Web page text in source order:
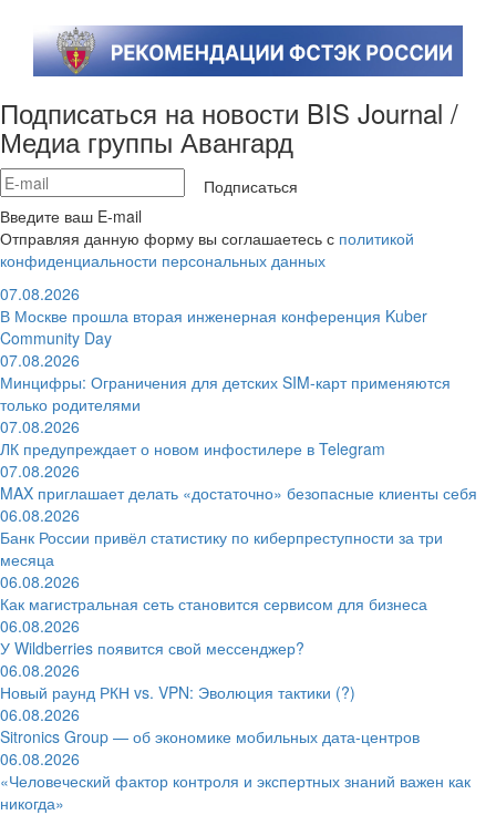
Подписаться на новости BIS Journal /
Медиа группы Авангард
Подписаться
Введите ваш E-mail
Отправляя данную форму вы соглашаетесь с политикой
конфиденциальности персональных данных
07.08.2026
В Москве прошла вторая инженерная конференция Kuber
Community Day
07.08.2026
Минцифры: Ограничения для детских SIM-карт применяются
только родителями
07.08.2026
ЛК предупреждает о новом инфостилере в Telegram
07.08.2026
MAX приглашает делать «достаточно» безопасные клиенты себя
06.08.2026
Банк России привёл статистику по киберпреступности за три
месяца
06.08.2026
Как магистральная сеть становится сервисом для бизнеса
06.08.2026
У Wildberries появится свой мессенджер?
06.08.2026
Новый раунд РКН vs. VPN: Эволюция тактики (?)
06.08.2026
Sitronics Group — об экономике мобильных дата-центров
06.08.2026
«Человеческий фактор контроля и экспертных знаний важен как
никогда»